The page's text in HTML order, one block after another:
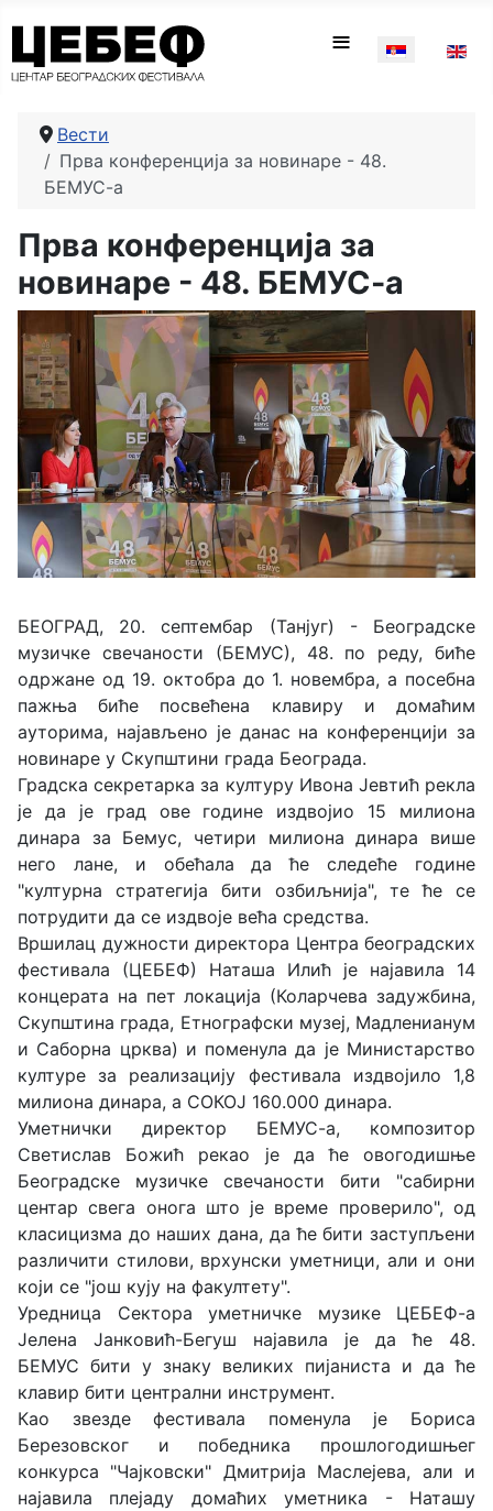
≡
Вести
Прва конференција за новинаре - 48.
БЕМУС-а
Прва конференција за
новинаре - 48. БЕМУС-а
БЕОГРАД, 20. септембар (Танјуг) - Београдске
музичке свечаности (БЕМУС), 48. по реду, биће
одржане од 19. октобра до 1. новембра, а посебна
пажња биће посвећена клавиру и домаћим
ауторима, најављено је данас на конференцији за
новинаре у Скупштини града Београда.
Градска секретарка за културу Ивона Јевтић рекла
је да је град ове године издвојио 15 милиона
динара за Бемус, четири милиона динара више
него лане, и обећала да ће следеће године
"културна стратегија бити озбиљнија", те ће се
потрудити да се издвоје већа средства.
Вршилац дужности директора Центра београдских
фестивала (ЦЕБЕФ) Наташа Илић је најавила 14
концерата на пет локација (Коларчева задужбина,
Скупштина града, Етнографски музеј, Мадленианум
и Саборна црква) и поменула да је Министарство
културе за реализацију фестивала издвојило 1,8
милиона динара, а СОКОЈ 160.000 динара.
Уметнички директор БЕМУС-а, композитор
Светислав Божић рекао је да ће овогодишње
Београдске музичке свечаности бити "сабирни
центар свега онога што је време проверило", од
класицизма до наших дана, да ће бити заступљени
различити стилови, врхунски уметници, али и они
који се "још кују на факултету".
Уредница Сектора уметничке музике ЦЕБЕФ-а
Јелена Јанковић-Бегуш најавила је да ће 48.
БЕМУС бити у знаку великих пијаниста и да ће
клавир бити централни инструмент.
Као звезде фестивала поменула је Бориса
Березовског и победника прошлогодишњег
конкурса "Чајковски" Дмитрија Маслејева, али и
најавила плејаду домаћих уметника - Наташу